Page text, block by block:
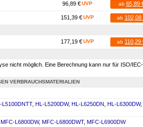
96,89 € UVP ab 65,89
151,39 € UVP ab 102,08
177,19 € UVP ab 110,29
nicht möglich. Eine Berechnung kann nur für ISO/
VERBRAUCHSMATERIALIEN
L5100DNTT, HL-L5200DW, HL-L6250DN HL-L6300DW,
MFC-L6800DW, MFC-L6800DWT, MFC-L6900DW